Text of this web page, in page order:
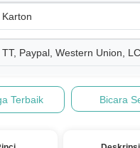
Karton
TT, Paypal, Western Union, LC
Terbaik Bicara